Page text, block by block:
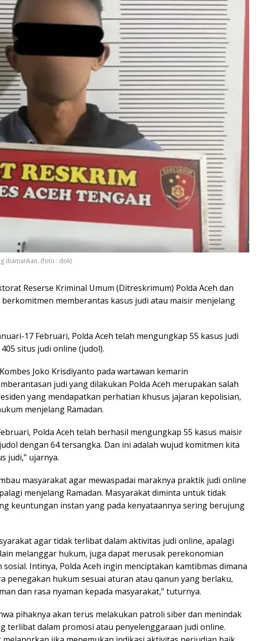
diamankan. (foto : dok)
Reserse Kriminal Umum (Ditreskrimum) Polda Aceh dan
memberantas kasus judi atau maisir menjelang
17 Februari, Polda Aceh telah mengungkap 55 kasus judi
situs judi online (judol).
Joko Krisdiyanto pada wartawan kemarin
judi yang dilakukan Polda Aceh merupakan salah
yang mendapatkan perhatian khusus jajaran kepolisian,
menjelang Ramadan.
Polda Aceh telah berhasil mengungkap 55 kasus maisir
dengan 64 tersangka. Dan ini adalah wujud komitmen kita
judi,” ujarnya.
masyarakat agar mewaspadai maraknya praktik judi online
menjelang Ramadan. Masyarakat diminta untuk tidak
keuntungan instan yang pada kenyataannya sering berujung
agar tidak terlibat dalam aktivitas judi online, apalagi
melanggar hukum, juga dapat merusak perekonomian
Intinya, Polda Aceh ingin menciptakan kamtibmas dimana
penegakan hukum sesuai aturan atau qanun yang berlaku,
dan rasa nyaman kepada masyarakat,” tuturnya.
pihaknya akan terus melakukan patroli siber dan menindak
terlibat dalam promosi atau penyelenggaraan judi online.